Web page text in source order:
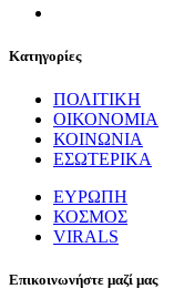
Κατηγορίες
ΠΟΛΙΤΙΚΗ
ΟΙΚΟΝΟΜΙΑ
ΚΟΙΝΩΝΙΑ
ΕΣΩΤΕΡΙΚΑ
ΕΥΡΩΠΗ
ΚΟΣΜΟΣ
VIRALS
Επικοινωνήστε μαζί μας